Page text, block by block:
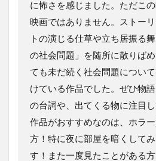
に怖さを感じました。ただこ
映画ではありません。ストー
トの演じる仕草や立ち居振る
の社会問題」を随所に散りば
ても未だ続く社会問題につい
けている作品でした。ぜひ物
の台詞や、出てくる物に注目
作品がおすすめなのは、ホラ
方！特に夜に部屋を暗くして
す！また一度見たことがある